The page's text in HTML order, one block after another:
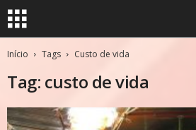
Início Tags Custo de vida
Tag: custo de vida